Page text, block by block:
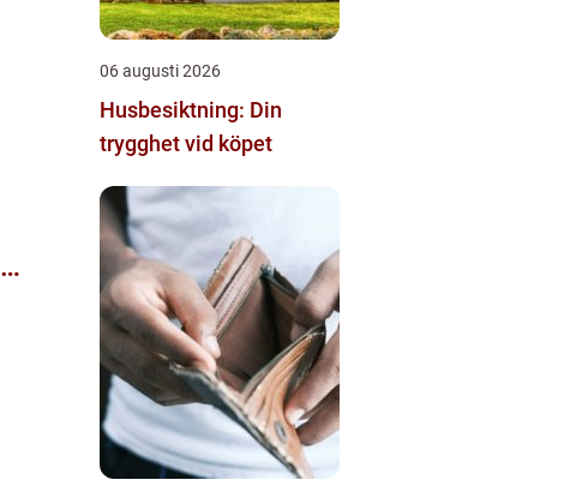
06 augusti 2026
Husbesiktning: Din
trygghet vid köpet